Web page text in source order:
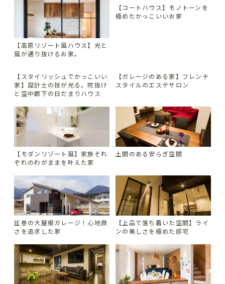
【高原リゾート風ハウス】光と
風が通り抜けるお家。
【コートハウス】モノトーンを
極めたかっこいいお家
【スタイリッシュでかっこいい
家】設計士の技が光る。吹抜け
と空中廊下の日だまりハウス
【ガレージのある家】フレンチ
スタイルのエステサロン
【モダンリゾート風】家族それ
ぞれのわがままを叶えた家
土間のある安らぎ空間
圧巻の大屋根ガレージ！心地良
さを追求した家
【上品で落ち着いた空間】ライ
ンの美しさを極めた邸宅